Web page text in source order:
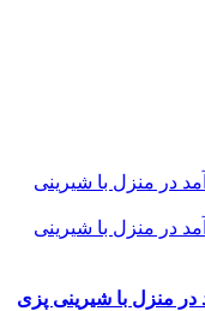
منزل با شیرینی پزی